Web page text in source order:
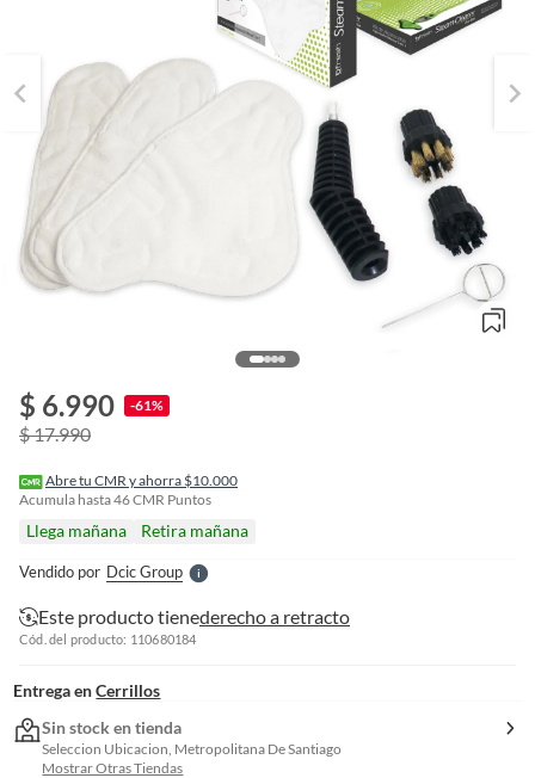
$ 6.990 -61%
$ 17.990
Abre tu CMR y ahorra $10.000
Acumula hasta46CMR Puntos
Llega mañana Retira mañana
Vendido por Dcic GroupS
e
r
Este producto tienederecho a retracto
Cód. del producto: 110680184
Entrega en Cerrillos
Sin stock en tienda
Seleccion Ubicacion, Metropolitana De Santiago
Mostrar Otras Tiendas